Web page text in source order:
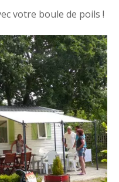
votre boule de poils !